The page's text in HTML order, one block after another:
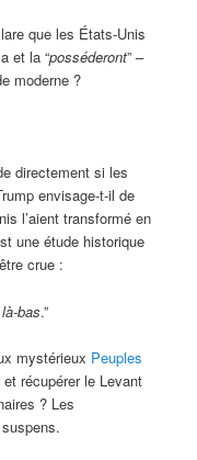
que les États-Unis
et la “posséderont” –
moderne ?
directement si les
envisage-t-il de
l’aient transformé en
une étude historique
crue :
bas.”
mystérieux Peuples
récupérer le Levant
? Les